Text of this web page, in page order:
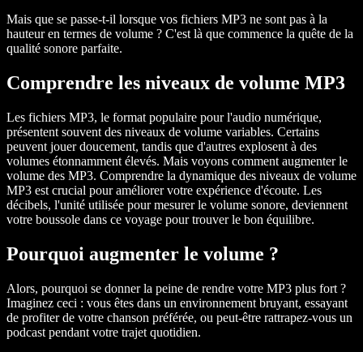
Mais que se passe-t-il lorsque vos fichiers MP3 ne sont pas à la
hauteur en termes de volume ? C'est là que commence la quête de la
qualité sonore parfaite.
Comprendre les niveaux de volume MP3
Les fichiers MP3, le format populaire pour l'audio numérique,
présentent souvent des niveaux de volume variables. Certains
peuvent jouer doucement, tandis que d'autres explosent à des
volumes étonnamment élevés. Mais voyons comment augmenter le
volume des MP3. Comprendre la dynamique des niveaux de volume
MP3 est crucial pour améliorer votre expérience d'écoute. Les
décibels, l'unité utilisée pour mesurer le volume sonore, deviennent
votre boussole dans ce voyage pour trouver le bon équilibre.
Pourquoi augmenter le volume ?
Alors, pourquoi se donner la peine de rendre votre MP3 plus fort ?
Imaginez ceci : vous êtes dans un environnement bruyant, essayant
de profiter de votre chanson préférée, ou peut-être rattrapez-vous un
podcast pendant votre trajet quotidien.